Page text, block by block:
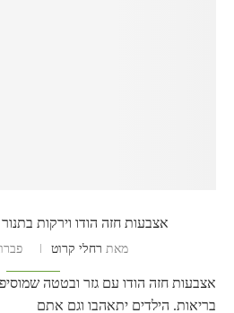
אצבעות חזה הודו וירקות
מאת רחלי קרוט פברואר
אצבעות חזה הודו עם גזר ובטטה
בריאות. הילדים יתאהבו וגם אתם